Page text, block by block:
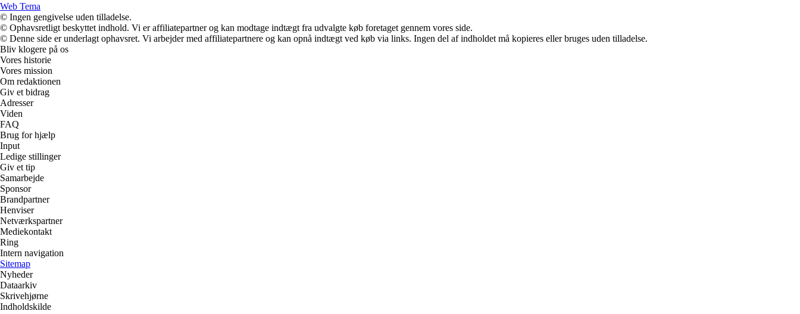
Web Tema
© Ingen gengivelse uden tilladelse.
© Ophavsretligt beskyttet indhold. Vi er affiliatepartner og kan modtage indtægt fra udvalgte køb foretaget gennem vores side.
© Denne side er underlagt ophavsret. Vi arbejder med affiliatepartnere og kan opnå indtægt ved køb via links. Ingen del af indholdet må kopieres eller bruges uden tilladelse.
Bliv klogere på os
Vores historie
Vores mission
Om redaktionen
Giv et bidrag
Adresser
Viden
FAQ
Brug for hjælp
Input
Ledige stillinger
Giv et tip
Samarbejde
Sponsor
Brandpartner
Henviser
Netværkspartner
Mediekontakt
Ring
Intern navigation
Sitemap
Nyheder
Dataarkiv
Skrivehjørne
Indholdskilde